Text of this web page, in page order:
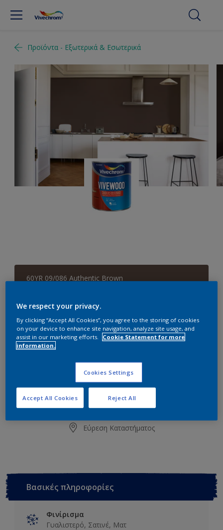
Προϊόντα - Εξωτερικά & Εσωτερικά
60YR 09/086 Authentic Brown
Συσκευασία
0.7L 2.1L
Υπολογισμός χρώματος
Υπολογισμός
Προσθήκη στο Workspace
Εύρεση Καταστήματος
Βασικές πληροφορίες
Φινίρισμα
Γυαλιστερό, Σατινέ, Ματ
We respect your privacy.
By clicking “Accept All Cookies”, you agree to the storing of cookies
on your device to enhance site navigation, analyze site usage, and
assist in our marketing efforts.
Cookie Statement for more
information.
Cookies Settings
Reject All
Accept All Cookies